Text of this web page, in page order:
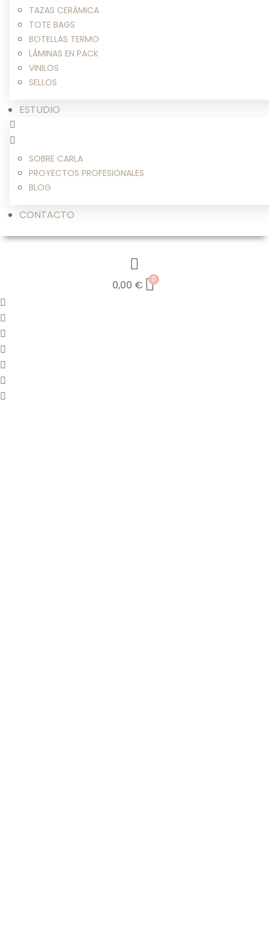
TAZAS CERÁMICA
TOTE BAGS
BOTELLAS TERMO
LÁMINAS EN PACK
VINILOS
SELLOS
ESTUDIO
SOBRE CARLA
PROYECTOS PROFESIONALES
BLOG
CONTACTO
0,00 € 0